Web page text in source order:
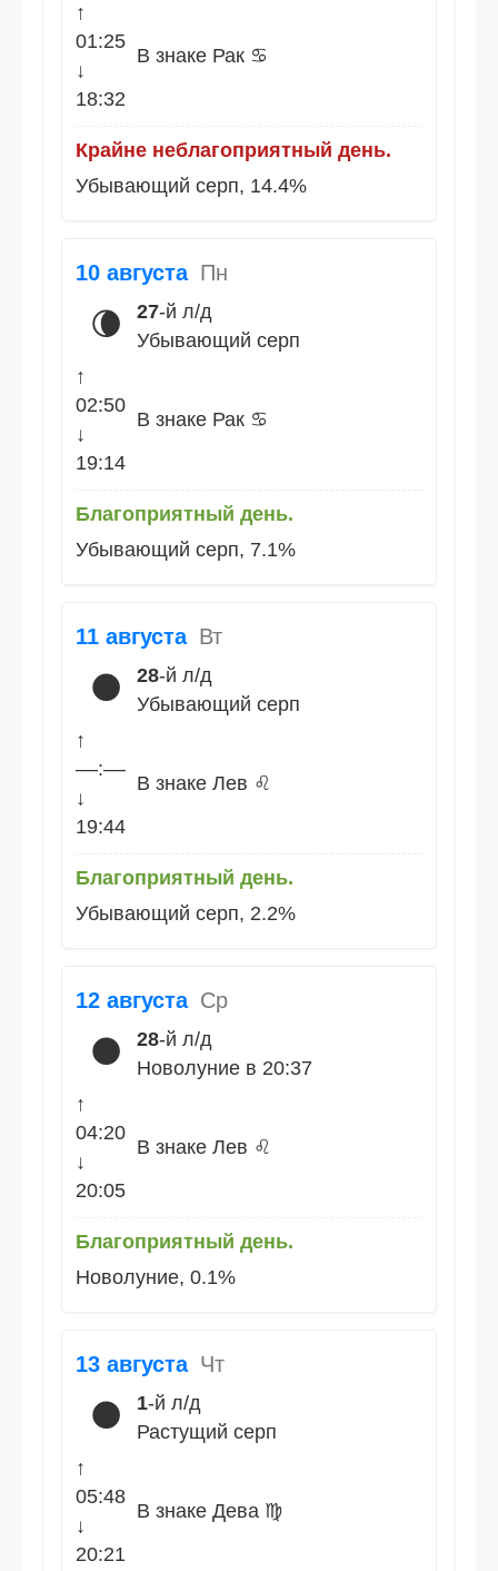
↑
01:25
↓
18:32
В знаке Рак ♋
Крайне неблагоприятный день.
Убывающий серп, 14.4%
10 августа Пн
🌘 27-й л/д
Убывающий серп
↑
02:50
↓
19:14
В знаке Рак ♋
Благоприятный день.
Убывающий серп, 7.1%
11 августа Вт
🌑 28-й л/д
Убывающий серп
↑
––:––
↓
19:44
В знаке Лев ♌
Благоприятный день.
Убывающий серп, 2.2%
12 августа Ср
🌑 28-й л/д
Новолуние в 20:37
↑
04:20
↓
20:05
В знаке Лев ♌
Благоприятный день.
Новолуние, 0.1%
13 августа Чт
🌑 1-й л/д
Растущий серп
↑
05:48
↓
20:21
В знаке Дева ♍